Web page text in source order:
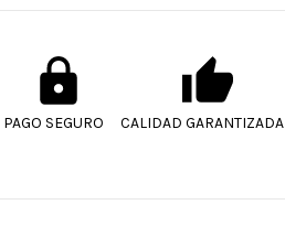
PAGO SEGURO CALIDAD GARANTIZADA